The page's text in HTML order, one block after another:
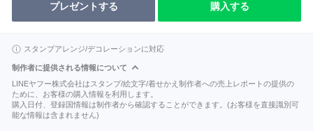
プレゼントする 購入する
スタンプアレンジ/デコレーションに対応
制作者に提供される情報について
LINEヤフー株式会社はスタンプ/絵文字/着せかえ制作者への売上レポートの提供の
ために、お客様の購入情報を利用します。
購入日付、登録国情報は制作者から確認することができます。(お客様を直接識別可
能な情報は含まれません)